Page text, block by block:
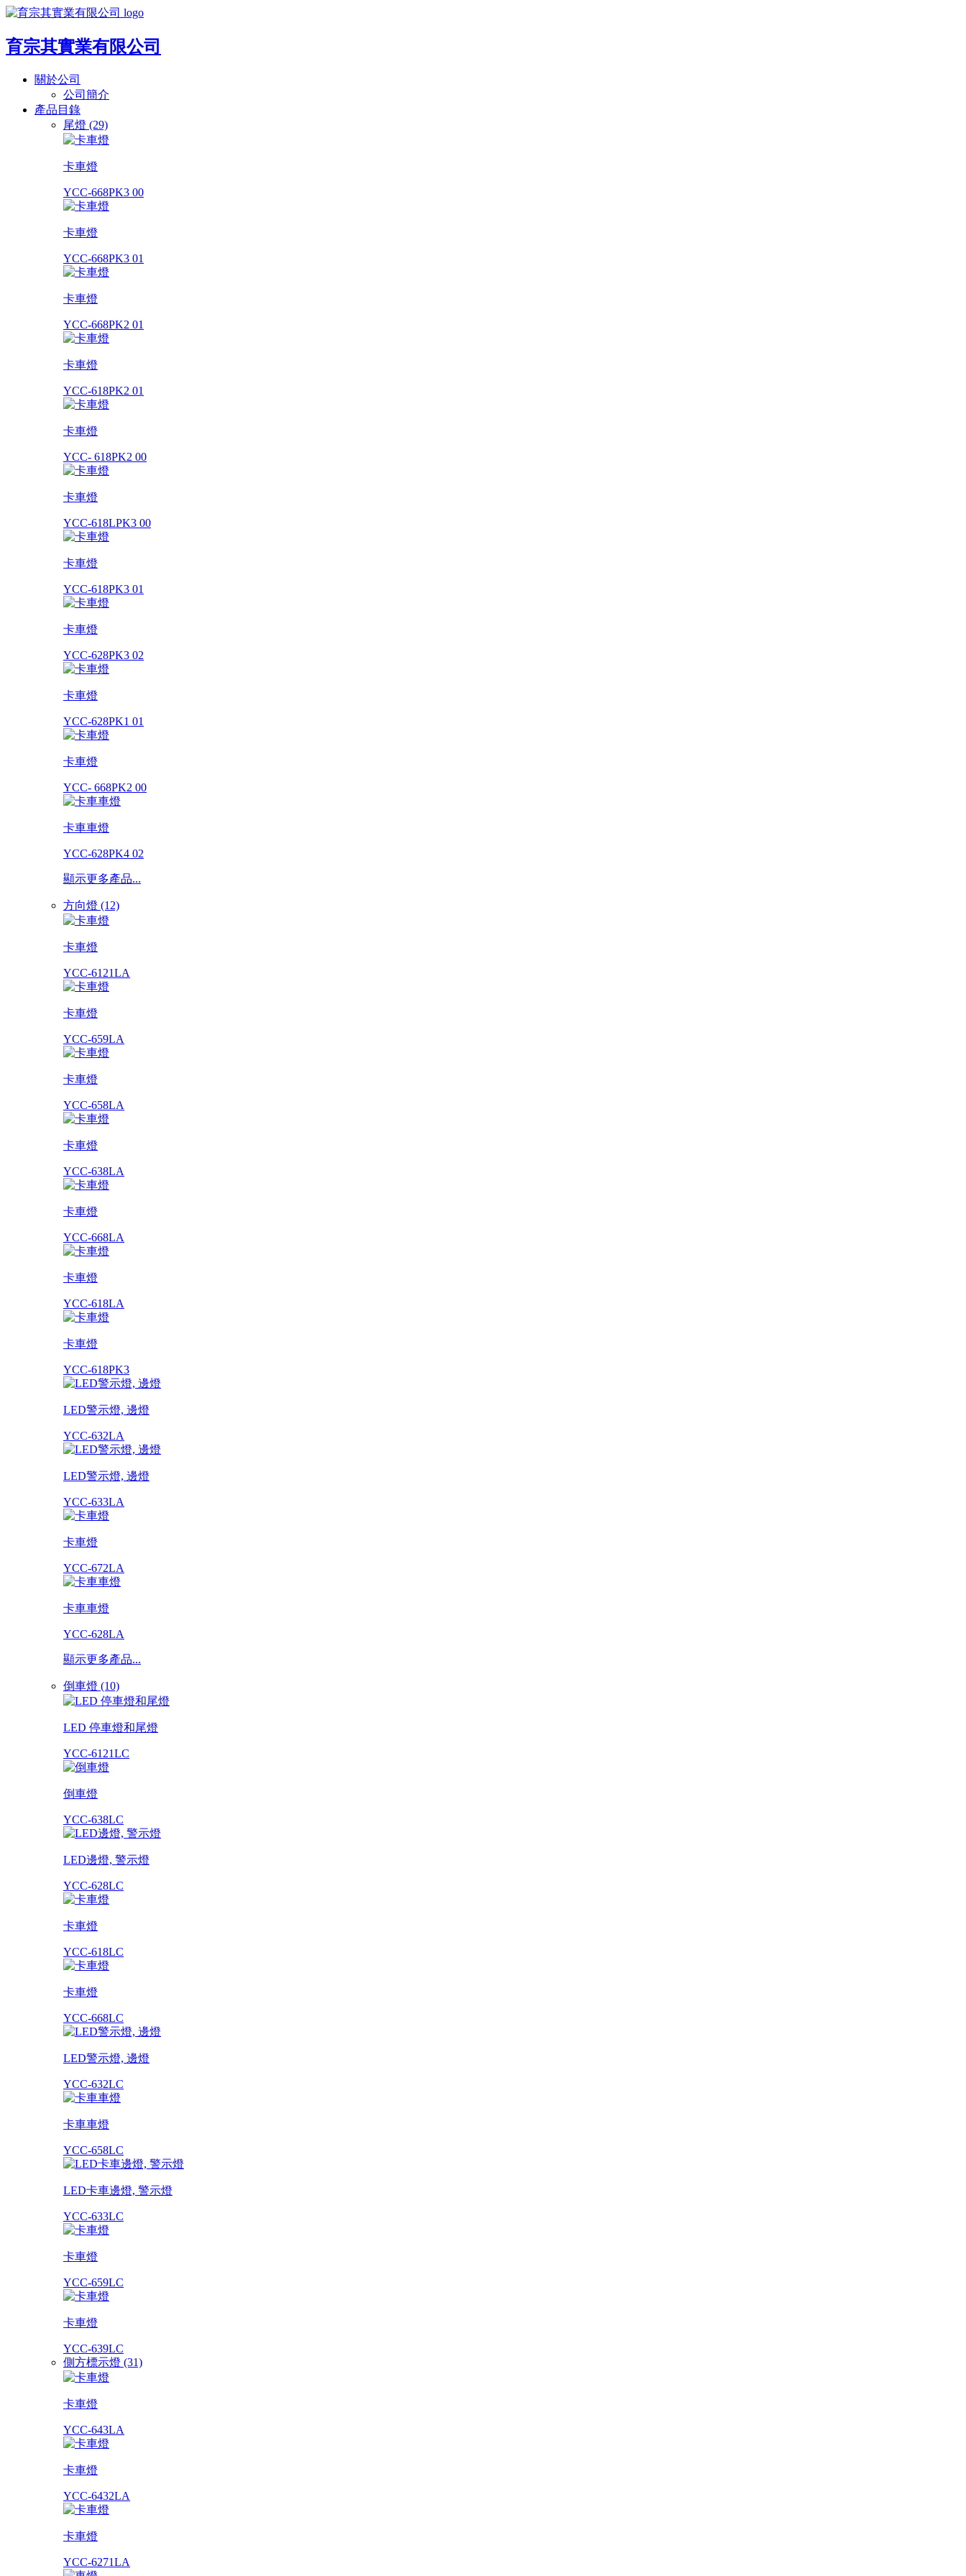
育宗其實業有限公司
關於公司
公司簡介
產品目錄
尾燈 (29)
卡車燈
YCC-668PK3 00
卡車燈
YCC-668PK3 01
卡車燈
YCC-668PK2 01
卡車燈
YCC-618PK2 01
卡車燈
YCC- 618PK2 00
卡車燈
YCC-618LPK3 00
卡車燈
YCC-618PK3 01
卡車燈
YCC-628PK3 02
卡車燈
YCC-628PK1 01
卡車燈
YCC- 668PK2 00
卡車車燈
YCC-628PK4 02
顯示更多產品...
方向燈 (12)
卡車燈
YCC-6121LA
卡車燈
YCC-659LA
卡車燈
YCC-658LA
卡車燈
YCC-638LA
卡車燈
YCC-668LA
卡車燈
YCC-618LA
卡車燈
YCC-618PK3
LED警示燈, 邊燈
YCC-632LA
LED警示燈, 邊燈
YCC-633LA
卡車燈
YCC-672LA
卡車車燈
YCC-628LA
顯示更多產品...
倒車燈 (10)
LED 停車燈和尾燈
YCC-6121LC
倒車燈
YCC-638LC
LED邊燈, 警示燈
YCC-628LC
卡車燈
YCC-618LC
卡車燈
YCC-668LC
LED警示燈, 邊燈
YCC-632LC
卡車車燈
YCC-658LC
LED卡車邊燈, 警示燈
YCC-633LC
卡車燈
YCC-659LC
卡車燈
YCC-639LC
側方標示燈 (31)
卡車燈
YCC-643LA
卡車燈
YCC-6432LA
卡車燈
YCC-6271LA